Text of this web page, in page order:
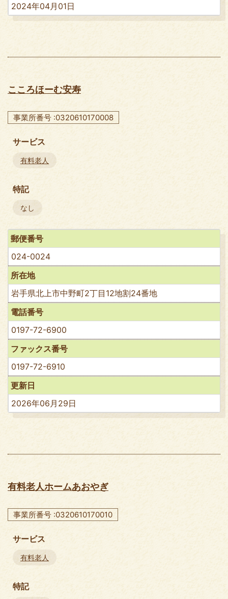
2024年04月01日
こころほーむ安寿
事業所番号 :0320610170008
サービス
有料老人
特記
なし
郵便番号
024-0024
所在地
岩手県北上市中野町2丁目12地割24番地
電話番号
0197-72-6900
ファックス番号
0197-72-6910
更新日
2026年06月29日
有料老人ホームあおやぎ
事業所番号 :0320610170010
サービス
有料老人
特記